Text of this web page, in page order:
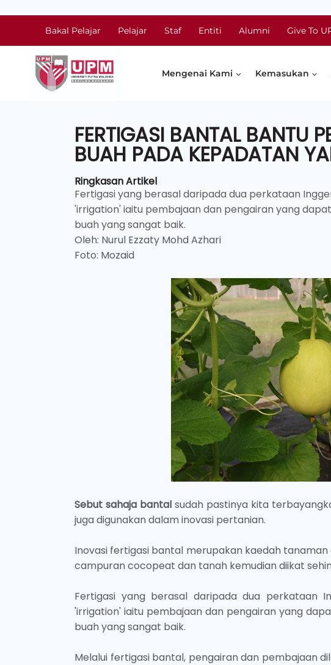
Bakal Pelajar Pelajar Staf Entiti Alumni Give To
Mengenai Kami Kemasukan
FERTIGASI BANTAL BANTU
BUAH PADA KEPADATAN
Ringkasan Artikel
Fertigasi yang berasal daripada dua perkataan
'irrigation' iaitu pembajaan dan pengairan yang
buah yang sangat baik.
Oleh: Nurul Ezzaty Mohd Azhari
Foto: Mozaid
Sebut sahaja bantalsudah pastinya kita
juga digunakan dalam inovasi pertanian.
Inovasi fertigasi bantal merupakan kaedah
campuran cocopeat dan tanah kemudian diikat
Fertigasi yang berasal daripada dua perkataan
'irrigation' iaitu pembajaan dan pengairan yang
buah yang sangat baik.
Melalui fertigasi bantal, pengairan dan pembajaan